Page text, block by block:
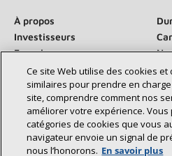
À propos
Investisseurs
Fournisseurs
Salle de presse
Communiquez avec nous :
Ce site Web utilise des cookies et
similaires pour prendre en
site, comprendre comment nos
améliorer votre expérience. Vous
catégories de cookies que vous
navigateur envoie un signal de
nous l’honorons. En savoir plus